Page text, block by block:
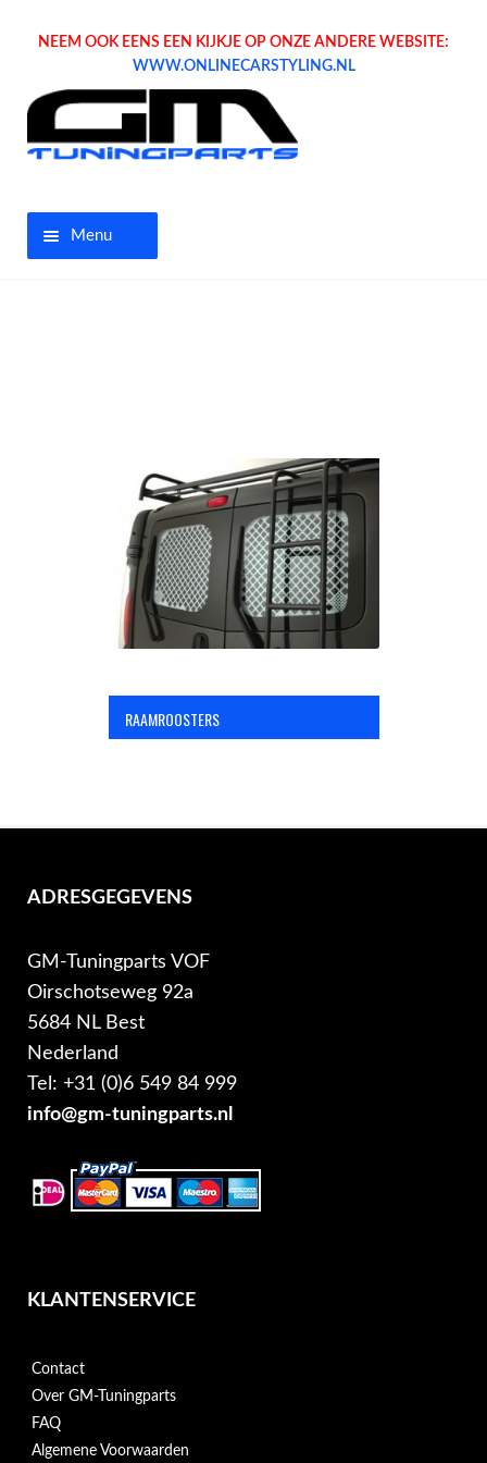
NEEM OOK EENS EEN KIJKJE OP ONZE ANDERE WEBSITE:
WWW.ONLINECARSTYLING.NL
Menu
Tuning parts
Bedrijfswagen parts
Inloggen / Registreren
RAAMROOSTERS
ADRESGEGEVENS
GM-Tuningparts VOF
Oirschotseweg 92a
5684 NL Best
Nederland
Tel: +31 (0)6 549 84 999
info@gm-tuningparts.nl
KLANTENSERVICE
Contact
Over GM-Tuningparts
FAQ
Algemene Voorwaarden